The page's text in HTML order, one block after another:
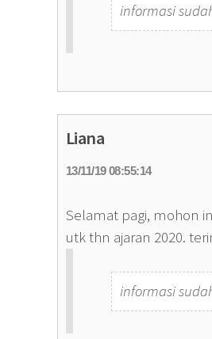
informasi
Liana
13/11/19 08:55:14
Selamat pagi, mohon
utk thn ajaran 2020.
informasi